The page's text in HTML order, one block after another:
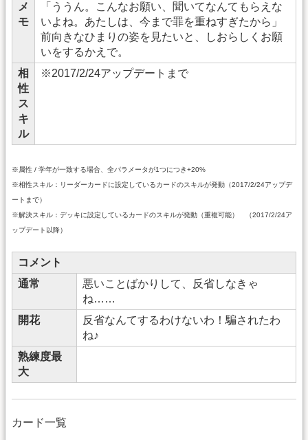
メ
モ
「ううん。こんなお願い、聞いてなんてもらえな
いよね。あたしは、今まで罪を重ねすぎたから」
前向きなひまりの姿を見たいと、しおらしくお願
いをするかえで。
相
性
ス
キ
ル
※2017/2/24アップデートまで
※属性 / 学年が一致する場合、全パラメータが1つにつき+20%
※相性スキル：リーダーカードに設定しているカードのスキルが発動（2017/2/24アップデ
ートまで）
※解決スキル：デッキに設定しているカードのスキルが発動（重複可能） （2017/2/24ア
ップデート以降）
コメント
通常
悪いことばかりして、反省しなきゃ
ね……
開花
反省なんてするわけないわ！騙されたわ
ね♪
熟練度最
大
カード一覧